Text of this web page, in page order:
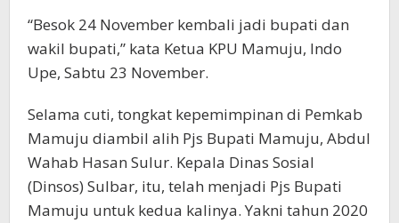
“Besok 24 November kembali jadi bupati dan
wakil bupati,” kata Ketua KPU Mamuju, Indo
Upe, Sabtu 23 November.
Selama cuti, tongkat kepemimpinan di Pemkab
Mamuju diambil alih Pjs Bupati Mamuju, Abdul
Wahab Hasan Sulur. Kepala Dinas Sosial
(Dinsos) Sulbar, itu, telah menjadi Pjs Bupati
Mamuju untuk kedua kalinya. Yakni tahun 2020